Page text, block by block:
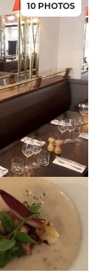
10 PHOTOS